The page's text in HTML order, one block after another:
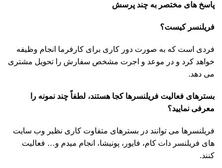
پاسخ های مختصر به چند پرسش
فریلنسر کیست؟
فردی است که به صورت دور کاری برای کارفرما انجام وظیفه
خواهد کرد و در موعد و اجرت مشخص سفارش را تحویل مشتری
می دهد.
بسترهای فعالیت فریلنسرها کجا هستند، لطفاً چند نمونه را
معرفی نمایید؟
فریلنسرها می توانند در بسترهای متفاوت کاری نظیر وب سایت
های فریلنسر دات کام، فایور، پونیشا، انجام میدم و… فعالیت
کنند.